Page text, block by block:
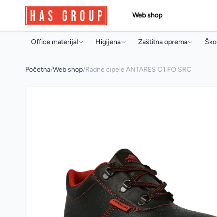
Web shop
Office materijal
Uredski aparati i prateća oprema
Poslovna galanterija
Higijena
Sredstva za profesionalnu
mašinsku upotrebu
Sredstva za čišćenje
Deterdženti
Zaštitna oprema
Početna/Web shop/Radne cipele ANTARES O1 FO SRC